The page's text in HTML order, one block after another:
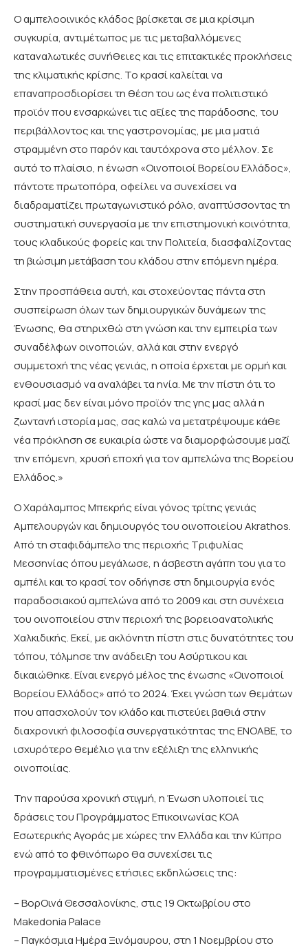
Ο αμπελοοινικός κλάδος βρίσκεται σε μια κρίσιμη
συγκυρία, αντιμέτωπος με τις μεταβαλλόμενες
καταναλωτικές συνήθειες και τις επιτακτικές προκλήσεις
της κλιματικής κρίσης. Το κρασί καλείται να
επαναπροσδιορίσει τη θέση του ως ένα πολιτιστικό
προϊόν που ενσαρκώνει τις αξίες της παράδοσης, του
περιβάλλοντος και της γαστρονομίας, με μια ματιά
στραμμένη στο παρόν και ταυτόχρονα στο μέλλον. Σε
αυτό το πλαίσιο, η ένωση «Οινοποιοί Βορείου Ελλάδος»,
πάντοτε πρωτοπόρα, οφείλει να συνεχίσει να
διαδραματίζει πρωταγωνιστικό ρόλο, αναπτύσσοντας τη
συστηματική συνεργασία με την επιστημονική κοινότητα,
τους κλαδικούς φορείς και την Πολιτεία, διασφαλίζοντας
τη βιώσιμη μετάβαση του κλάδου στην επόμενη ημέρα.
Στην προσπάθεια αυτή, και στοχεύοντας πάντα στη
συσπείρωση όλων των δημιουργικών δυνάμεων της
Ένωσης, θα στηριχθώ στη γνώση και την εμπειρία των
συναδέλφων οινοποιών, αλλά και στην ενεργό
συμμετοχή της νέας γενιάς, η οποία έρχεται με ορμή και
ενθουσιασμό να αναλάβει τα ηνία. Με την πίστη ότι το
κρασί μας δεν είναι μόνο προϊόν της γης μας αλλά η
ζωντανή ιστορία μας, σας καλώ να μετατρέψουμε κάθε
νέα πρόκληση σε ευκαιρία ώστε να διαμορφώσουμε μαζί
την επόμενη, χρυσή εποχή για τον αμπελώνα της Βορείου
Ελλάδος.»
Ο Χαράλαμπος Μπεκρής είναι γόνος τρίτης γενιάς
Αμπελουργών και δημιουργός του οινοποιείου Akrathos.
Από τη σταφιδάμπελο της περιοχής Τριφυλίας
Μεσσηνίας όπου μεγάλωσε, η άσβεστη αγάπη του για το
αμπέλι και το κρασί τον οδήγησε στη δημιουργία ενός
παραδοσιακού αμπελώνα από το 2009 και στη συνέχεια
του οινοποιείου στην περιοχή της βορειοανατολικής
Χαλκιδικής. Εκεί, με ακλόνητη πίστη στις δυνατότητες του
τόπου, τόλμησε την ανάδειξη του Ασύρτικου και
δικαιώθηκε. Είναι ενεργό μέλος της ένωσης «Οινοποιοί
Βορείου Ελλάδος» από το 2024. Έχει γνώση των θεμάτων
που απασχολούν τον κλάδο και πιστεύει βαθιά στην
διαχρονική φιλοσοφία συνεργατικότητας της ΕΝΟΑΒΕ, το
ισχυρότερο θεμέλιο για την εξέλιξη της ελληνικής
οινοποιίας.
Την παρούσα χρονική στιγμή, η Ένωση υλοποιεί τις
δράσεις του Προγράμματος Επικοινωνίας ΚΟΑ
Εσωτερικής Αγοράς με χώρες την Ελλάδα και την Κύπρο
ενώ από το φθινόπωρο θα συνεχίσει τις
προγραμματισμένες ετήσιες εκδηλώσεις της:
– ΒορΟινά Θεσσαλονίκης, στις 19 Οκτωβρίου στο
Makedonia Palace
– Παγκόσμια Ημέρα Ξινόμαυρου, στη 1 Νοεμβρίου στο